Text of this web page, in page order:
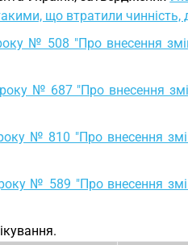
що втратили чинність,
№ 508 "Про внесення
№ 687 "Про внесення
№ 810 "Про внесення
№ 589 "Про внесення